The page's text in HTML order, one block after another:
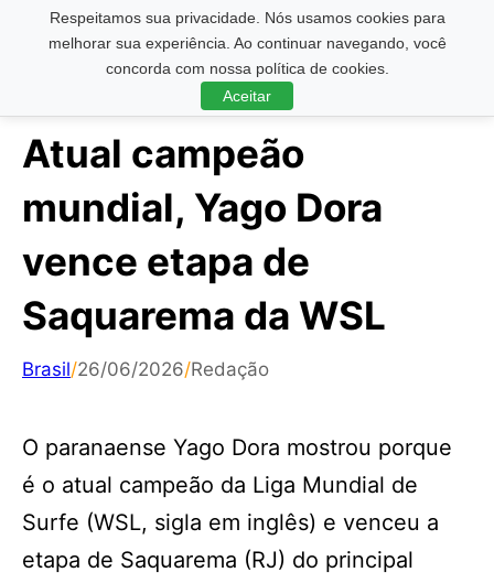
Respeitamos sua privacidade. Nós usamos cookies para
melhorar sua experiência. Ao continuar navegando, você
concorda com nossa política de cookies.
Aceitar
Pesquisar ...
Atual campeão
mundial, Yago Dora
vence etapa de
Saquarema da WSL
Brasil/26/06/2026/Redação
O paranaense Yago Dora mostrou porque
é o atual campeão da Liga Mundial de
Surfe (WSL, sigla em inglês) e venceu a
etapa de Saquarema (RJ) do principal